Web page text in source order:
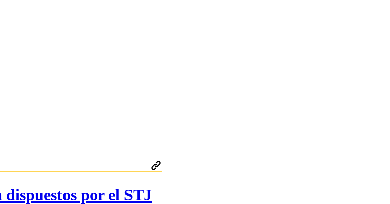
por el STJ